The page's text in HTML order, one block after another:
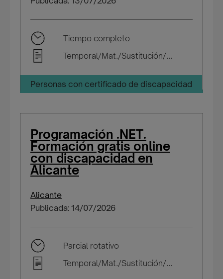
Tiempo completo
Temporal/Mat./Sustitución/...
Personas con certificado de discapacidad
Programación .NET.
Formación gratis online
con discapacidad en
Alicante
Alicante
Publicada: 14/07/2026
Parcial rotativo
Temporal/Mat./Sustitución/...